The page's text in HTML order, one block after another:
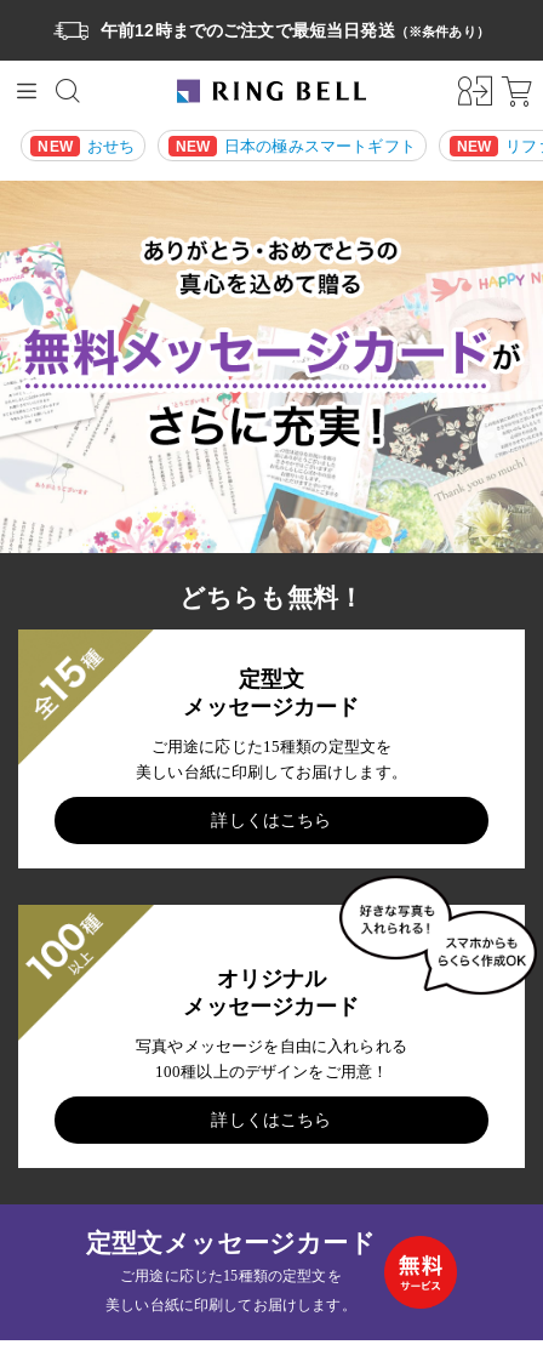
午前12時までのご注文で最短当日発送（※条件あり）
NEW おせち NEW 日本の極みスマートギフト NEW リ
定型文
メッセージカード
ご用途に応じた15種類の定型文を
美しい台紙に印刷してお届けします。
詳しくはこちら
オリジナル
メッセージカード
写真やメッセージを自由に入れられる
100種以上のデザインをご用意！
詳しくはこちら
定型文メッセージカード
ご用途に応じた15種類の定型文を
美しい台紙に印刷してお届けします。